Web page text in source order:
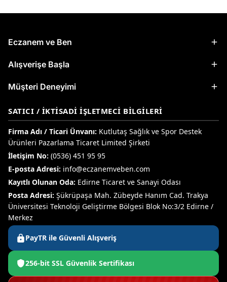
Eczanem ve Ben
Alışverişe Başla
Müşteri Deneyimi
SATICI / İKTISADI İŞLETMECI BILGILERI
Firma Adı / Ticari Ünvanı: Kutlutaş Sağlık ve Spor Destek
Ürünleri Pazarlama Ticaret Limited Şirketi
İletişim No: (0536) 451 95 95
E-posta Adresi: info@eczanemveben.com
Kayıtlı Olunan Oda: Edirne Ticaret ve Sanayi Odası
Posta Adresi: Şükrüpaşa Mah. Zübeyde Hanım Cad. Trakya
Üniversitesi Teknoloji Geliştirme Bölgesi Blok No:3/2 Edirne /
Merkez
PayTR ile Güvenli Alışveriş
256-bit SSL Güvenlik Sertifikası